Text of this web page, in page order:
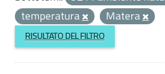
temperatura
Matera
RISULTATO DEL FILTRO